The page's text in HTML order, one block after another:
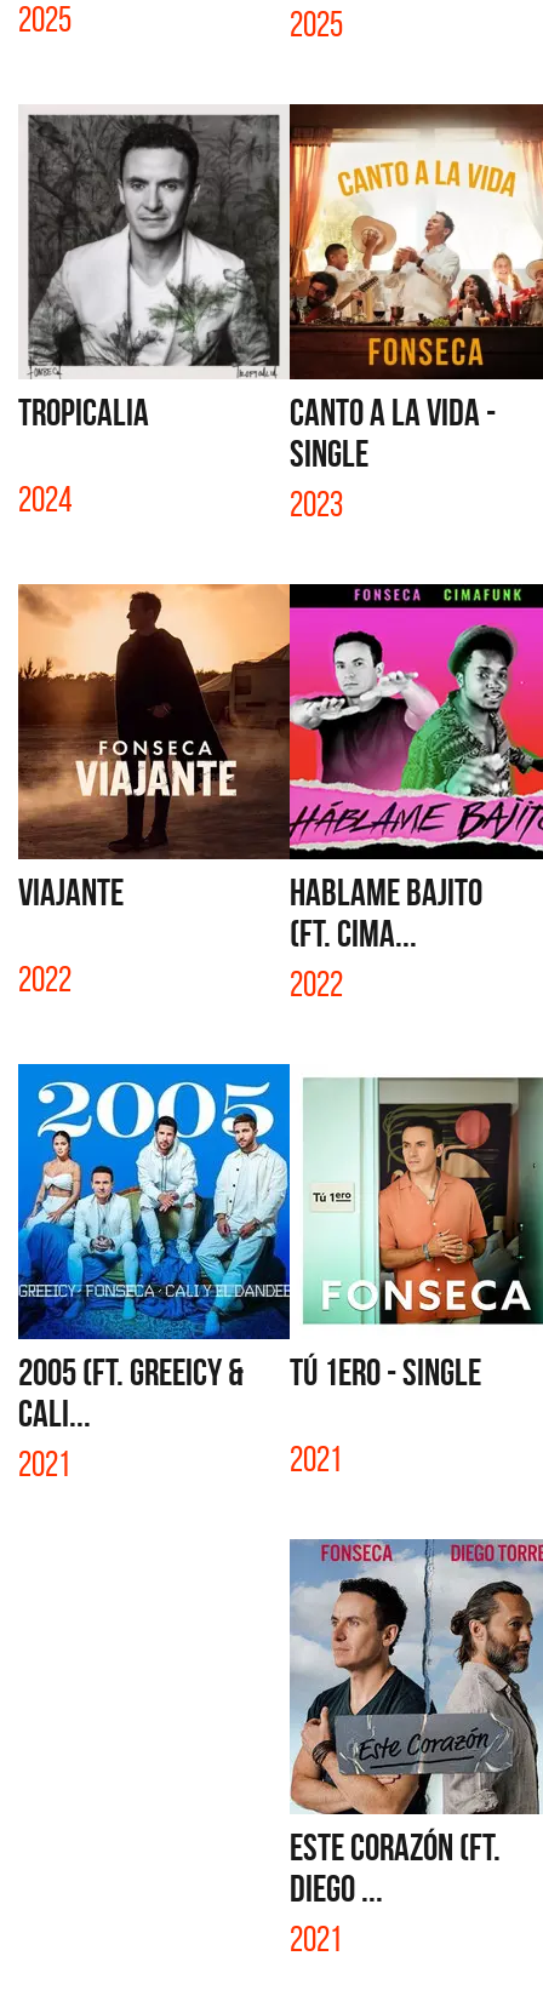
2025 2025
TROPICALIA
2024
CANTO A LA VIDA -
SINGLE
2023
VIAJANTE
2022
HABLAME BAJITO
(FT. CIMA...
2022
2005 (FT. GREEICY &
CALI...
2021
TÚ 1ERO - SINGLE
2021
ESTE CORAZÓN (FT.
DIEGO ...
2021